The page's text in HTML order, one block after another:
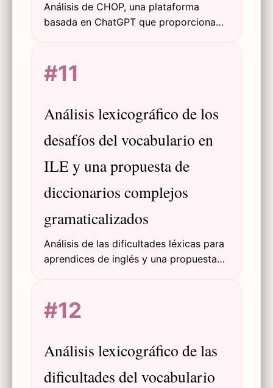
Análisis de CHOP, una plataforma
basada en ChatGPT que proporciona
estudiantes de ILE, incluyendo su
diseño, evaluación e implicaciones
#11
Análisis lexicográfico de los
desafíos del vocabulario en
ILE y una propuesta de
diccionarios complejos
gramaticalizados
Análisis de las dificultades léxicas para
aprendices de inglés y una propuesta
gramática, semántica y herramientas
TIC modernas.
#12
Análisis lexicográfico de las
dificultades del vocabulario